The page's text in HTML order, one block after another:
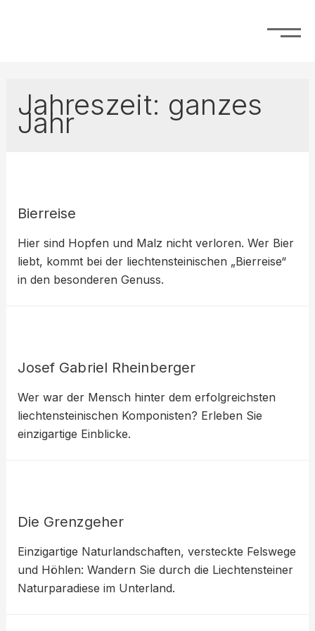
Jahreszeit: ganzes
Jahr
Bierreise
Hier sind Hopfen und Malz nicht verloren. Wer Bier
liebt, kommt bei der liechtensteinischen „Bierreise“
in den besonderen Genuss.
Josef Gabriel Rheinberger
Wer war der Mensch hinter dem erfolgreichsten
liechtensteinischen Komponisten? Erleben Sie
einzigartige Einblicke.
Die Grenzgeher
Einzigartige Naturlandschaften, versteckte Felswege
und Höhlen: Wandern Sie durch die Liechtensteiner
Naturparadiese im Unterland.